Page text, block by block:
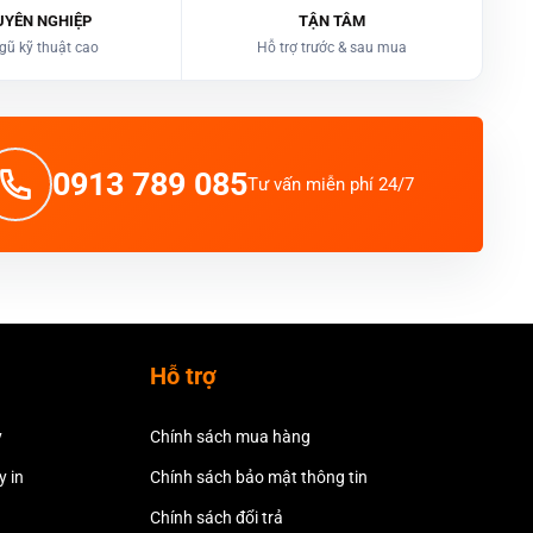
NGHIỆP
kỹ thuật cao
TẬN TÂM
Hỗ trợ trước & sau mua
0913 789 085Tư vấn miễn phí 24/7
in
Hỗ trợ
Chính sách mua hàng
Chính sách bảo mật thông tin
Chính sách đổi trả